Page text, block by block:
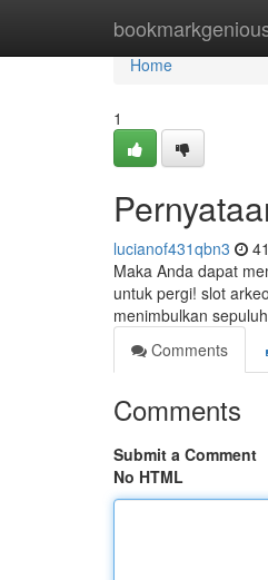
Home
Home
1
lucianof431qbn3
Maka Anda dapat
untuk pergi! slot
menimbulkan
Comments
Comments
Submit a Comment
No HTML